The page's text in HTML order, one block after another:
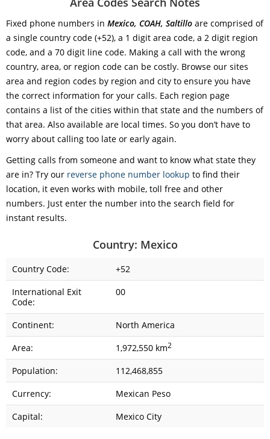
Fixed phone numbers in Mexico, COAH, Saltillo are comprised of
a single country code (+52), a 1 digit area code, a 2 digit region
code, and a 70 digit line code. Making a call with the wrong
country, area, or region code can be costly. Browse our sites
area and region codes by region and city to ensure you have
the correct information for your calls. Each region page
contains a list of the cities within that state and the numbers of
that area. Also available are local times. So you don’t have to
worry about calling too late or early again.
Getting calls from someone and want to know what state they
are in? Try our reverse phone number lookup to find their
location, it even works with mobile, toll free and other
numbers. Just enter the number into the search field for
instant results.
Country: Mexico
Country Code:
+52
International Exit
Code:
00
Continent:
North America
Area:
1,972,550 km2
Population:
112,468,855
Currency:
Mexican Peso
Capital:
Mexico City